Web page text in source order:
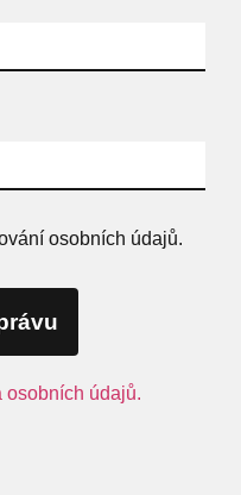
osobních údajů.
osobních údajů.